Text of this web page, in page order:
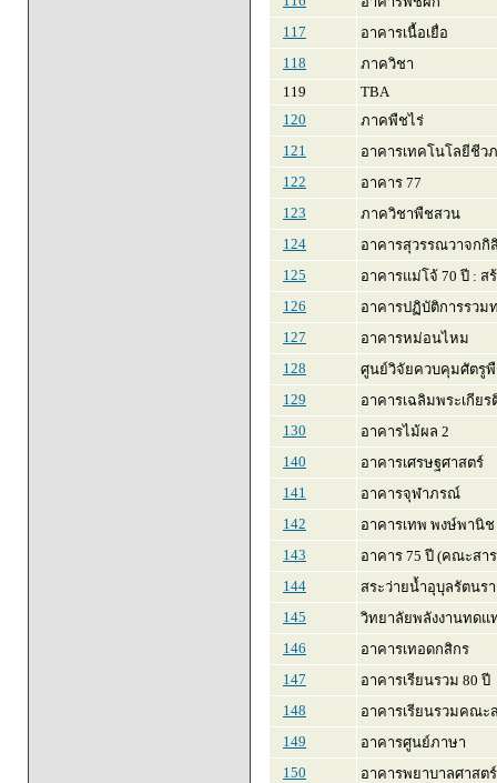
117
อาคารเนื้อเยื่อ
118
ภาควิชา
119
TBA
120
ภาคพืชไร่
121
อาคารเทคโนโลยีชีว
122
อาคาร 77
123
ภาควิชาพืชสวน
124
อาคารสุวรรณวาจกกิ
125
อาคารแม่โจ้ 70 ปี :
126
อาคารปฏิบัติการรวม
127
อาคารหม่อนไหม
128
ศูนย์วิจัยควบคุมศัตรู
129
อาคารเฉลิมพระเกีย
130
อาคารไม้ผล 2
140
อาคารเศรษฐศาสตร์
141
อาคารจุฬาภรณ์
142
อาคารเทพ พงษ์พานิช
143
อาคาร 75 ปี (คณะสา
144
สระว่ายน้ำอุบุลรัตน
145
วิทยาลัยพลังงานทดแ
146
อาคารเทอดกสิกร
147
อาคารเรียนรวม 80 ปี
148
อาคารเรียนรวมคณะ
149
อาคารศูนย์ภาษา
150
อาคารพยาบาลศาสตร์